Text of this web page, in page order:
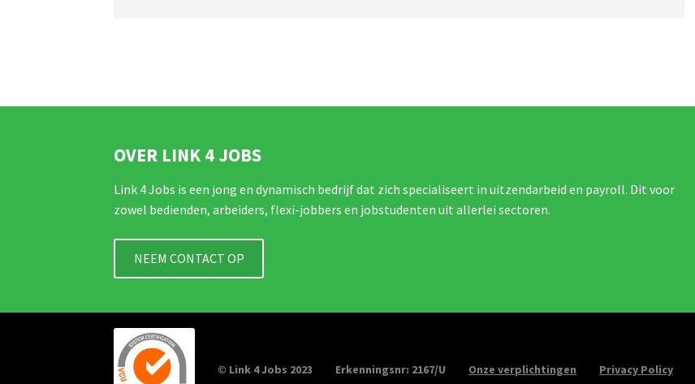
OVER LINK 4 JOBS
Link 4 Jobs is een jong en dynamisch bedrijf dat zich specialiseert in uitzendarbeid en payroll. Dit voor
zowel bedienden, arbeiders, flexi-jobbers en jobstudenten uit allerlei sectoren.
NEEM CONTACT OP
© Link 4 Jobs 2023 Erkenningsnr: 2167/U Onze verplichtingen Privacy Policy